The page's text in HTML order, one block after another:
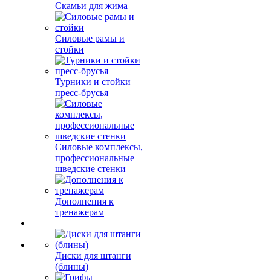
Скамьи для жима
Силовые рамы и
стойки
Турники и стойки
пресс-брусья
Силовые комплексы,
профессиональные
шведские стенки
Дополнения к
тренажерам
Диски для штанги
(блины)